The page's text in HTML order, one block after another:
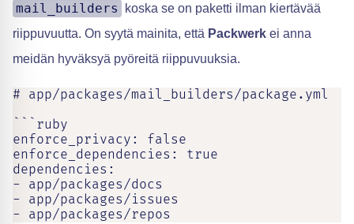
mail_builders
koska se on paketti ilman kiertävää
riippuvuutta. On syytä mainita, että Packwerk ei anna
meidän hyväksyä pyöreitä riippuvuuksia.
# app/packages/mail_builders/package.yml
```ruby
enforce_privacy: false
enforce_dependencies: true
dependencies:
- app/packages/docs
- app/packages/issues
- app/packages/repos